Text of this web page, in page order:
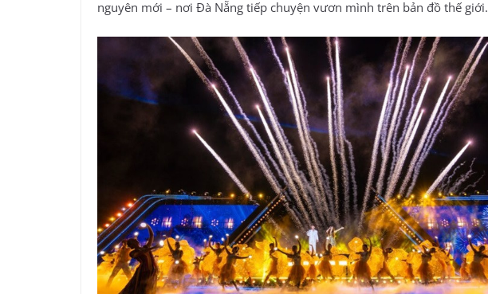
nguyên mới – nơi Đà Nẵng tiếp chuyện vươn mình trên bản đồ thế giới.